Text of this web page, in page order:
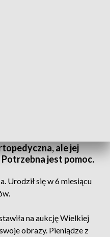
ale jej
Potrzebna jest pomoc.
Urodził się w 6 miesiącu
na aukcję Wielkiej
obrazy. Pieniądze z